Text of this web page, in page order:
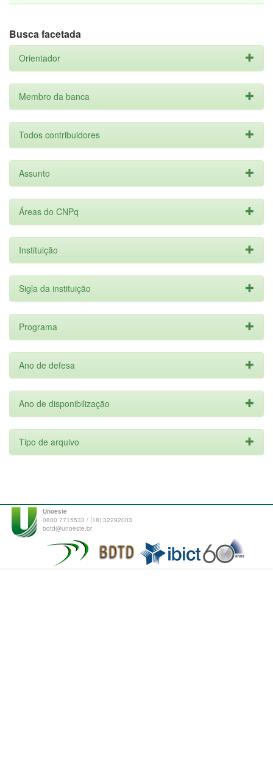
Busca facetada
Orientador
Membro da banca
Todos contribuidores
Assunto
Áreas do CNPq
Instituição
Sigla da instituição
Programa
Ano de defesa
Ano de disponibilização
Tipo de arquivo
Unoeste
0800 7715533 / (18) 32292003
bdtd@unoeste.br